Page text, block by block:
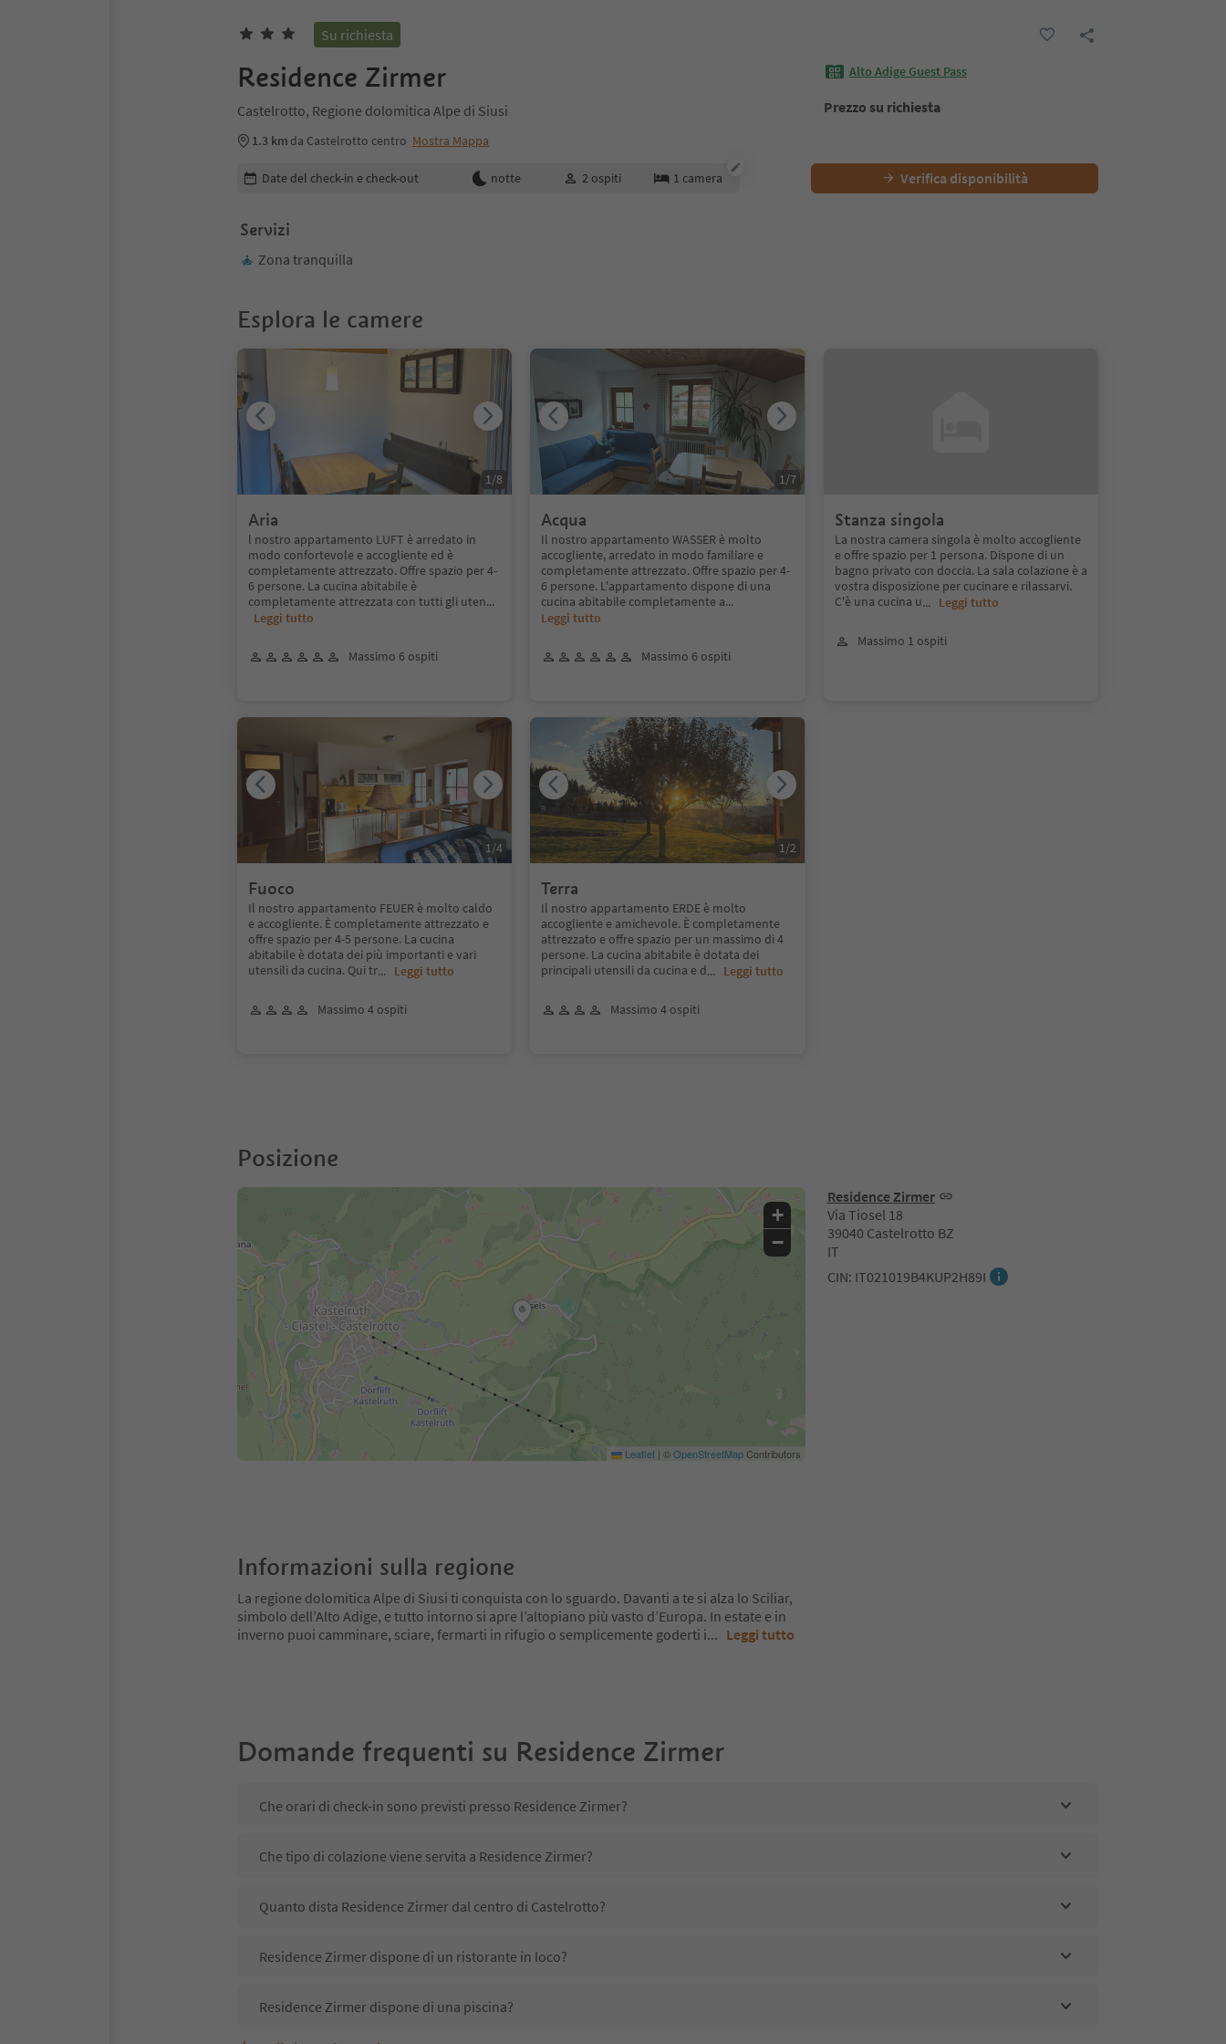
Su richiesta
Residence Zirmer
Castelrotto, Regione dolomitica Alpe di Siusi
1.3 km da Castelrotto centro Mostra Mappa
Alto Adige Guest Pass
Prezzo su richiesta
Modifica i dettagli della prenotazione
Date del check-in e check-out notte 2 ospiti 1 camera Verifica disponibilità
Servizi
Zona tranquilla
Esplora le camere
Aria
l nostro appartamento LUFT è arredato in
modo confortevole e accogliente ed è
completamente attrezzato. Offre spazio per 4-
6 persone. La cucina abitabile è
completamente attrezzata con tutti gli uten...
Leggi tutto
Massimo 6 ospiti
1/8
Acqua
Il nostro appartamento WASSER è molto
accogliente, arredato in modo familiare e
completamente attrezzato. Offre spazio per 4-
6 persone. L'appartamento dispone di una
cucina abitabile completamente a...
Leggi tutto
Massimo 6 ospiti
1/7
Stanza singola
La nostra camera singola è molto accogliente
e offre spazio per 1 persona. Dispone di un
bagno privato con doccia. La sala colazione è a
vostra disposizione per cucinare e rilassarvi.
C'è una cucina u... Leggi tutto
Massimo 1 ospiti
Fuoco
Il nostro appartamento FEUER è molto caldo
e accogliente. È completamente attrezzato e
offre spazio per 4-5 persone. La cucina
abitabile è dotata dei più importanti e vari
utensili da cucina. Qui tr... Leggi tutto
Massimo 4 ospiti
1/4
Terra
Il nostro appartamento ERDE è molto
accogliente e amichevole. È completamente
attrezzato e offre spazio per un massimo di 4
persone. La cucina abitabile è dotata dei
principali utensili da cucina e d... Leggi tutto
Massimo 4 ospiti
1/2
Posizione
Residence Zirmer
Via Tiosel 18
39040 Castelrotto BZ
IT
CIN: IT021019B4KUP2H89I
+
−
Leaflet | ©OpenStreetMapContributors
Informazioni sulla regione
La regione dolomitica Alpe di Siusi ti conquista con lo sguardo. Davanti a te si alza lo Sciliar,
simbolo dell’Alto Adige, e tutto intorno si apre l’altopiano più vasto d’Europa. In estate e in
inverno puoi camminare, sciare, fermarti in rifugio o semplicemente goderti i... Leggi tutto
Domande frequenti su Residence Zirmer
Che orari di check-in sono previsti presso Residence Zirmer?
Che tipo di colazione viene servita a Residence Zirmer?
Quanto dista Residence Zirmer dal centro di Castelrotto?
Residence Zirmer dispone di un ristorante in loco?
Residence Zirmer dispone di una piscina?